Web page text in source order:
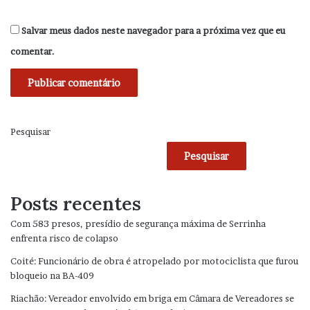
Salvar meus dados neste navegador para a próxima vez que eu
comentar.
Pesquisar
Pesquisar
Posts recentes
Com 583 presos, presídio de segurança máxima de Serrinha
enfrenta risco de colapso
Coité: Funcionário de obra é atropelado por motociclista que furou
bloqueio na BA-409
Riachão: Vereador envolvido em briga em Câmara de Vereadores se